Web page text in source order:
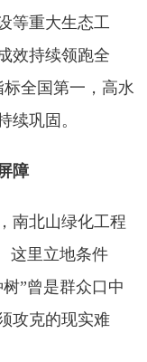
等重大生态工
效持续领跑全
全国第一，高水
续巩固。
障
北山绿化工程
这里立地条件
”曾是群众口中
攻克的现实难